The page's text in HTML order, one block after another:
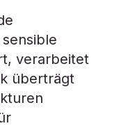
verarbeitet
überträgt